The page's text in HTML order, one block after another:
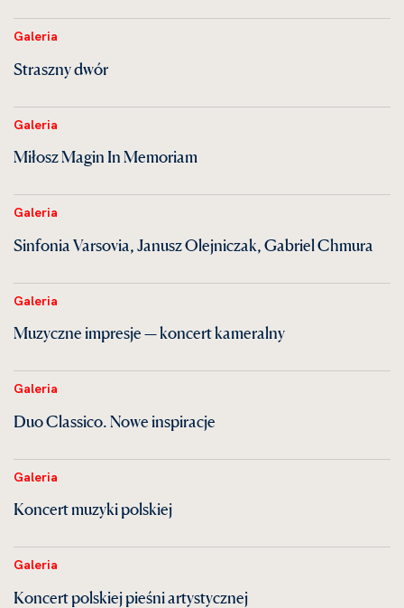
Galeria
Straszny dwór
Galeria
Miłosz Magin In Memoriam
Galeria
Sinfonia Varsovia, Janusz Olejniczak, Gabriel Chmura
Galeria
Muzyczne impresje — koncert kameralny
Galeria
Duo Classico. Nowe inspiracje
Galeria
Koncert muzyki polskiej
Galeria
Koncert polskiej pieśni artystycznej